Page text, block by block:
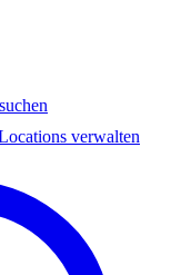
verwalten